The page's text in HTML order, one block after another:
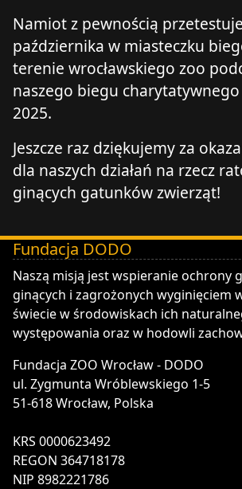
Namiot z pewnością
października w miasteczku
terenie wrocławskiego zoo
naszego biegu charytatywnego
2025.
Jeszcze raz dziękujemy za
dla naszych działań na rzecz
ginących gatunków zwierząt!
Fundacja DODO
DODO - Fundacja ZOO Wrocław
Naszą misją jest wspieranie ochrony
ginących i zagrożonych wyginięciem
świecie w środowiskach ich
występowania oraz w hodowli
Fundacja ZOO Wrocław - DODO
ul. Zygmunta Wróblewskiego 1-5
51-618 Wrocław, Polska
KRS 0000623492
REGON 364718178
NIP 8982221786